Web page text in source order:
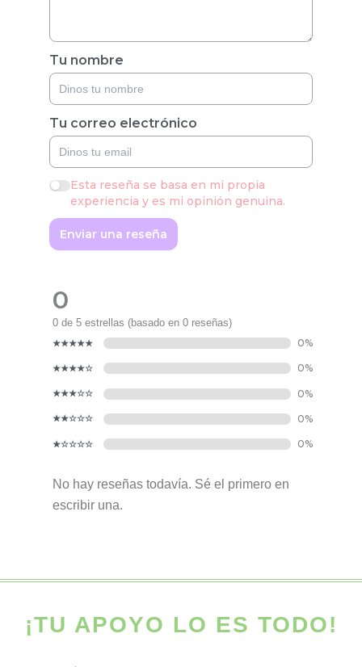
Tu nombre
Tu correo electrónico
Esta reseña se basa en mi propia
experiencia y es mi opinión genuina.
Enviar una reseña
0
0 de 5 estrellas (basado en 0 reseñas)
No hay reseñas todavía. Sé el primero en
escribir una.
¡TU APOYO LO ES TODO!